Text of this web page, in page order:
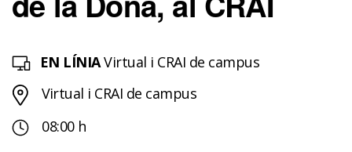
EN LÍNIAVirtual i CRAI de campus
Virtual i CRAI de campus
08:00 h